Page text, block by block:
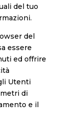
del tuo
del
essere
ed offrire
Utenti
di
e il